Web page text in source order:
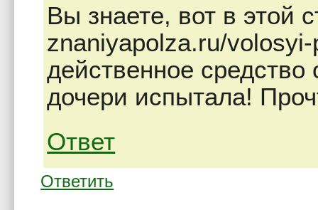
Вы знаете, вот в этой
znaniyapolza.ru/
действенное
дочери испытала!
Ответ
Ответить